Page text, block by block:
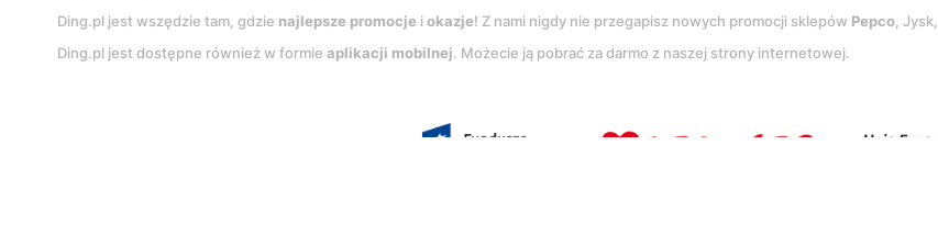
Ding.pl jest wszędzie tam, gdzie najlepsze promocje i okazje! Z nami nigdy nie przegapisz nowych promocji sklepów Pepco, Jysk,
Ding.pl jest dostępne również w formie aplikacji mobilnej. Możecie ją pobrać za darmo z naszej strony internetowej.